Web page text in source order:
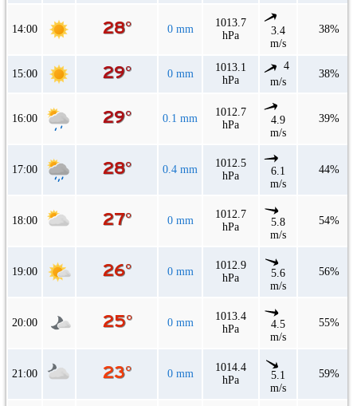
14:00 0 mm
1013.7
hPa
3.4
m/s
38%
15:00 0 mm
1013.1
hPa
4
m/s
38%
16:00 0.1 mm
1012.7
hPa
4.9
m/s
39%
17:00 0.4 mm
1012.5
hPa
6.1
m/s
44%
18:00 0 mm
1012.7
hPa
5.8
m/s
54%
19:00 0 mm
1012.9
hPa
5.6
m/s
56%
20:00 0 mm
1013.4
hPa
4.5
m/s
55%
21:00 0 mm
1014.4
hPa
5.1
m/s
59%